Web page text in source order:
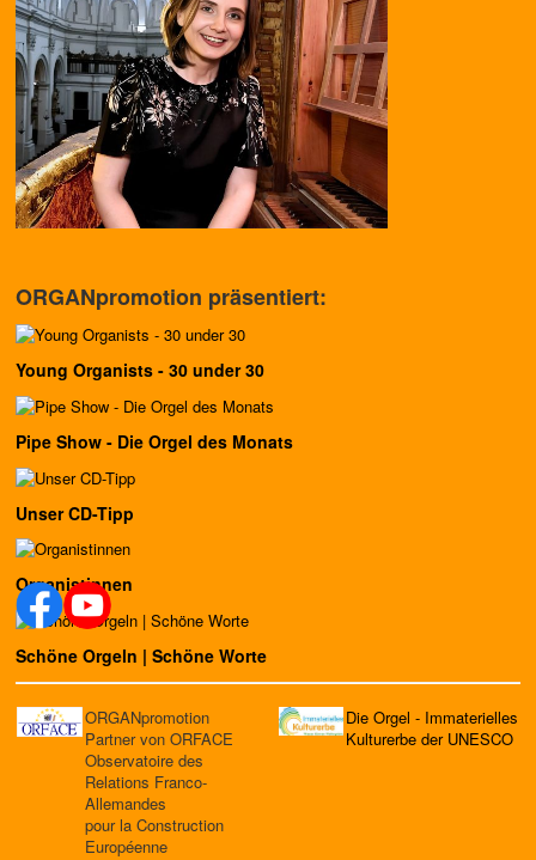
ORGANpromotion präsentiert:
Young Organists - 30 under 30
Pipe Show - Die Orgel des Monats
Unser CD-Tipp
Organistinnen
Schöne Orgeln | Schöne Worte
ORGANpromotion
Partner von ORFACE
Observatoire des
Relations Franco-
Allemandes
pour la Construction
Européenne
Die Orgel - Immaterielles
Kulturerbe der UNESCO